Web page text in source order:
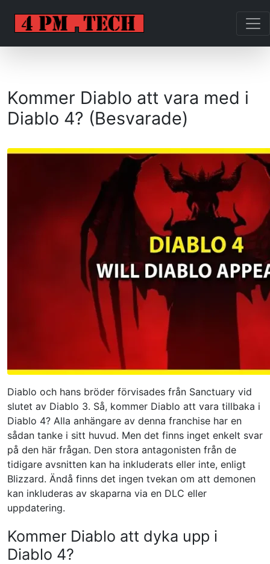
Kommer Diablo att vara med i
Diablo 4? (Besvarade)
Diablo och hans bröder förvisades från Sanctuary vid
slutet av Diablo 3. Så, kommer Diablo att vara tillbaka i
Diablo 4? Alla anhängare av denna franchise har en
sådan tanke i sitt huvud. Men det finns inget enkelt svar
på den här frågan. Den stora antagonisten från de
tidigare avsnitten kan ha inkluderats eller inte, enligt
Blizzard. Ändå finns det ingen tvekan om att demonen
kan inkluderas av skaparna via en DLC eller
uppdatering.
Kommer Diablo att dyka upp i
Diablo 4?